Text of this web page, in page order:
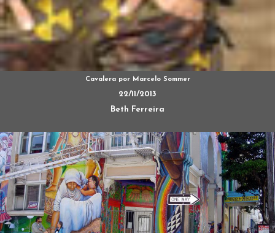
Cavalera por Marcelo Sommer
22/11/2013
Beth Ferreira